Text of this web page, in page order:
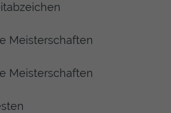
Meisterschaften
Meisterschaften